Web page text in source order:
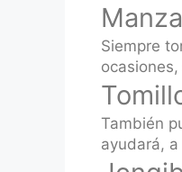
Siempre
También
ayudará,